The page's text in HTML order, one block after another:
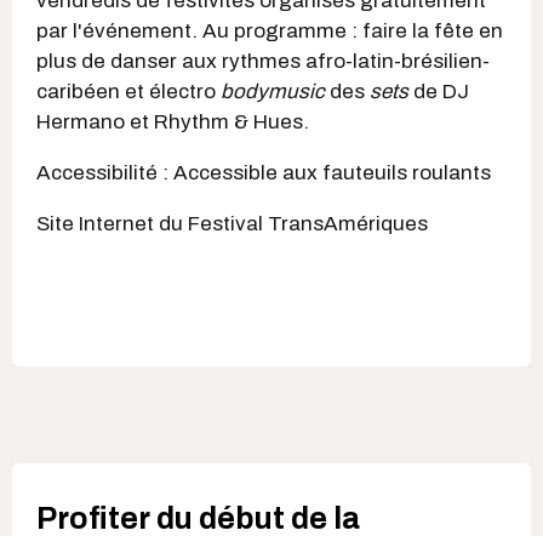
par l'événement. Au programme : faire la fête en
plus de danser aux rythmes afro-latin-brésilien-
caribéen et électro bodymusicdes setsde DJ
Hermano et Rhythm & Hues.
Accessibilité : Accessible aux fauteuils roulants
Site Internet du Festival TransAmériques
Profiter du début de la